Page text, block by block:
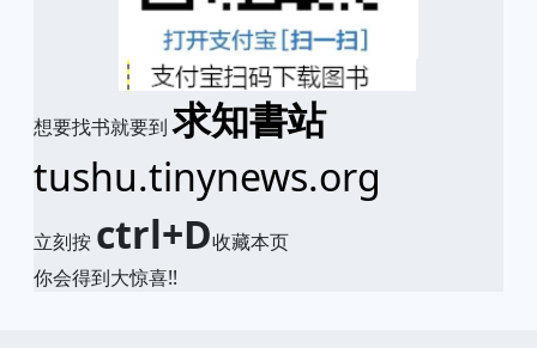
想要找书就要到求知書站
tushu.tinynews.org
立刻按 ctrl+D收藏本页
你会得到大惊喜!!